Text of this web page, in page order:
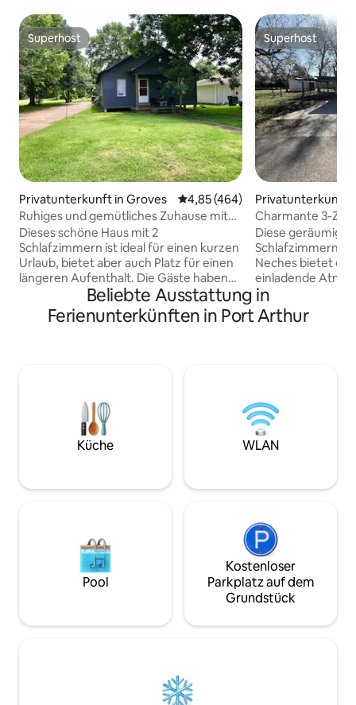
Superhost
Superhost
Privatunterkunft in Groves Durchschnittliche Bewertung:
4,85 (464)
Ruhiges und gemütliches Zuhause mit
WLAN in Groves, Texas
Dieses schöne Haus mit 2
Schlafzimmern ist ideal für einen kurzen
Urlaub, bietet aber auch Platz für einen
längeren Aufenthalt. Die Gäste haben
Zugang zum gesamten Haus,
einschließlich einer Waschmaschine und
einem Trockner! Es gibt eine lange
mit allem Notwendigen ausgestattet:
Backofen, Mikrowelle, Kühlschrank, voll
ausgestattete Küche, 2 Queensize-
Betten, Essbereich, Wohnzimmer mit
Badezimmer.
Superhost
Superhost
Privatunterkunft
Charmante 3-
Diese geräumige
Schlafzimmern
Neches bietet
einladende
Komfort von
Zimmer für
mit allen
Aktivitäten oder
frischen Luft zu
Anwesen verfügt
Grillgrube und
genießen.
Beliebte Ausstattung in
Ferienunterkünften in Port Arthur
Küche WLAN
Pool
Kostenloser
Parkplatz auf dem
Grundstück